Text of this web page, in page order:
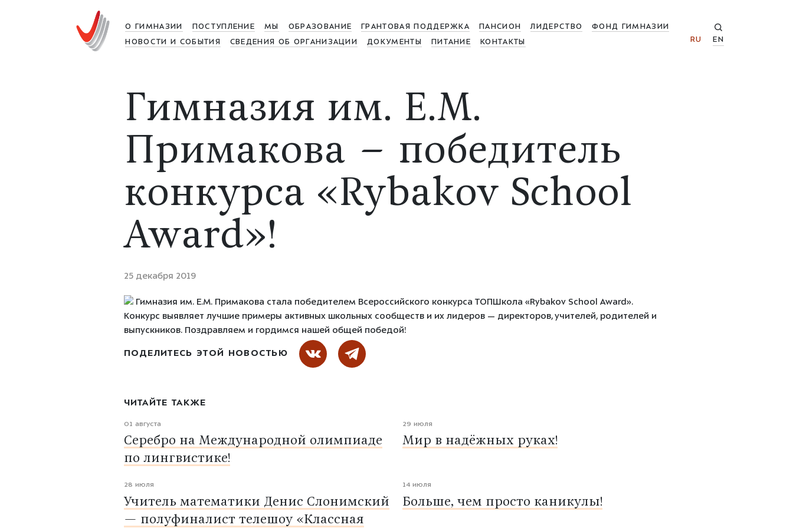
О ГИМНАЗИИ ПОСТУПЛЕНИЕ МЫ ОБРАЗОВАНИЕ ГРАНТОВАЯ ПОДДЕРЖКА ПАНСИОН ЛИДЕРСТВО
ФОНД ГИМНАЗИИ
НОВОСТИ И СОБЫТИЯ
СВЕДЕНИЯ ОБ ОРГАНИЗАЦИИ ДОКУМЕНТЫ ПИТАНИЕ КОНТАКТЫ RU EN
Гимназия им. Е.М.
Примакова – победитель
конкурса «Rybakov School
Award»!
25 декабря 2019
Гимназия им. Е.М. Примакова стала победителем Всероссийского конкурса ТОПШкола «Rybakov School Award».
Конкурс выявляет лучшие примеры активных школьных сообществ и их лидеров — директоров, учителей, родителей и
выпускников. Поздравляем и гордимся нашей общей победой!
ПОДЕЛИТЕСЬ ЭТОЙ НОВОСТЬЮ
ЧИТАЙТЕ ТАКЖЕ
01 августа
Серебро на Международной олимпиаде
по лингвистике!
29 июля
Мир в надёжных руках!
28 июля
Учитель математики Денис Слонимский
— полуфиналист телешоу «Классная
14 июля
Больше, чем просто каникулы!